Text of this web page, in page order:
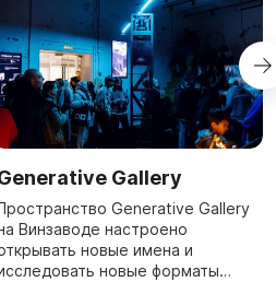
Gallery
Generative Gallery
Винзаводе настроено
новые имена и
новые форматы